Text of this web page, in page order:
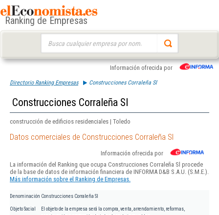
Ranking de Empresas
Información ofrecida por
Directorio Ranking Empresas Construcciones Corraleña Sl
Construcciones Corraleña Sl
construcción de edificios residenciales | Toledo
Datos comerciales de Construcciones Corraleña Sl
Información ofrecida por
La información del Ranking que ocupa Construcciones Corraleña Sl procede
de la base de datos de información financiera de INFORMA D&B S.A.U. (S.M.E.).
Más información sobre el Ranking de Empresas.
Denominación Construcciones Corraleña Sl
Objeto Social
El objeto de la empresa será la compra, venta, arrendamiento, reformas,